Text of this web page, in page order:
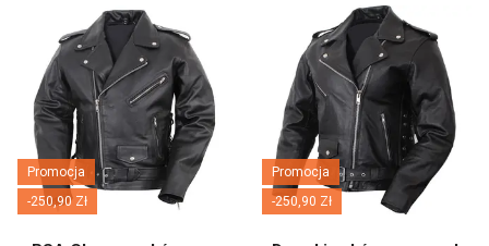
Promocja
-250,90 Zł
Promocja
-250,90 Zł